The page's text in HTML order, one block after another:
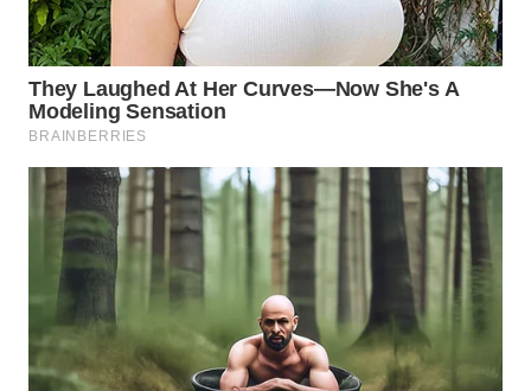
WN
PRIANGAN
TIMUR
SEMARANG
WN
SOLO
WN
BOROBUDUR